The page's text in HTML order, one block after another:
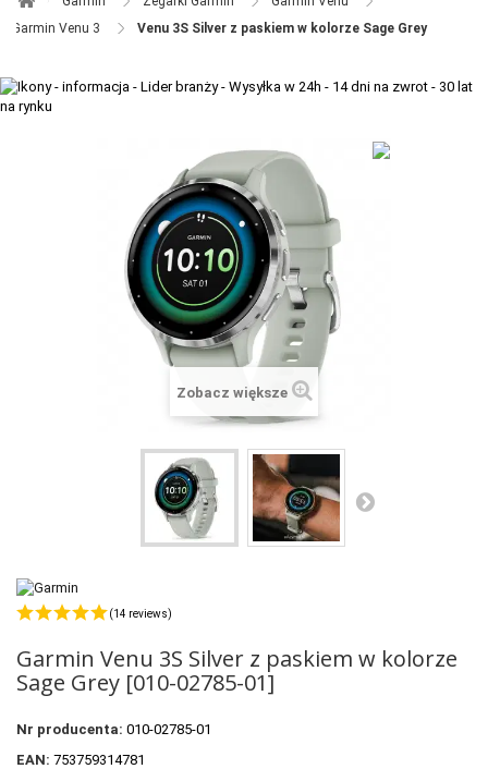
TACX
VOSTOK EUROPE ZEGARKI
OBAKU DENMARK ZEGARKI
PROMOCJE
+
OUTLET
WYPRZEDAŻ
Garmin Venu 3 ​
Venu 3S Silver z paskiem w kolorze Sage Grey
Zobacz większe
(14 reviews)
Garmin Venu 3S Silver z paskiem w kolorze
Sage Grey [010-02785-01]
Nr producenta: 010-02785-01
EAN: 753759314781